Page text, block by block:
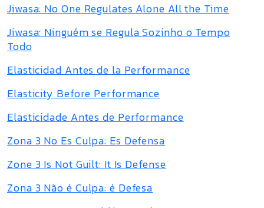
Jiwasa: No One Regulates Alone All the Time
Jiwasa: Ninguém se Regula Sozinho o Tempo
Todo
Elasticidad Antes de la Performance
Elasticity Before Performance
Elasticidade Antes de Performance
Zona 3 No Es Culpa: Es Defensa
Zone 3 Is Not Guilt: It Is Defense
Zona 3 Não é Culpa: é Defesa